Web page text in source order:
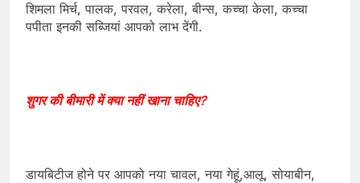
शिमला मिर्च, पालक, परवल, करेला, बीन्स, कच्चा केला, कच्चा
पपीता इनकी सब्जियां आपको लाभ देंगी.
शुगर की बीमारी में क्या नहीं खाना चाहिए?
डायबिटीज होने पर आपको नया चावल, नया गेहूं,आलू, सोयाबीन,